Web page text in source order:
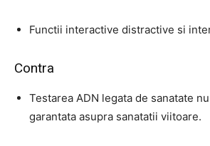
Functii interactive distractive si
Contra
Testarea ADN legata de sanatate
garantata asupra sanatatii viitoare.